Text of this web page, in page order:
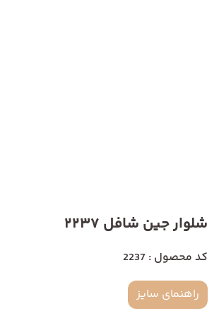
شلوار جین شافل 2237
کد محصول : 2237
راهنمای سایز